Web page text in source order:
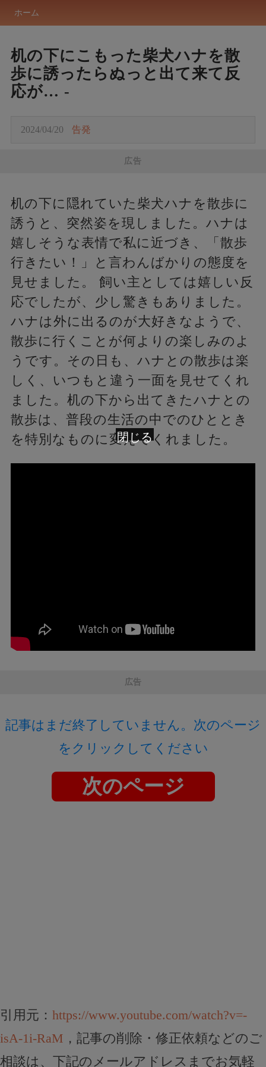
ホーム
机の下にこもった柴犬ハナを散
歩に誘ったらぬっと出て来て反
応が… -
2024/04/20 告発
広告
机の下に隠れていた柴犬ハナを散歩に
誘うと、突然姿を現しました。ハナは
嬉しそうな表情で私に近づき、「散歩
行きたい！」と言わんばかりの態度を
見せました。 飼い主としては嬉しい反
応でしたが、少し驚きもありました。
ハナは外に出るのが大好きなようで、
散歩に行くことが何よりの楽しみのよ
うです。その日も、ハナとの散歩は楽
しく、いつもと違う一面を見せてくれ
ました。机の下から出てきたハナとの
散歩は、普段の生活の中でのひととき
を特別なものに変えてくれました。
広告
記事はまだ終了していません。次のページ
をクリックしてください
次のページ
引用元： https://www.youtube.com/watch?v=-
isA-1i-RaM ，記事の削除・修正依頼などのご
相談は、下記のメールアドレスまでお気軽
閉じる